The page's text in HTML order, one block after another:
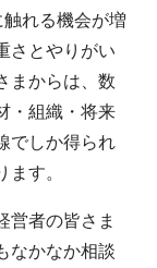
触れる機会が増
さとやりがい
まからは、数
・組織・将来
でしか得られ
す。
営者の皆さま
なかなか相談